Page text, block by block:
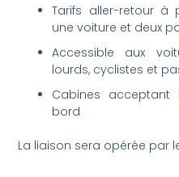
Tarifs aller-retour à
une voiture et deux
Accessible aux
lourds, cyclistes et
Cabines acceptant
bord
La liaison sera opérée par